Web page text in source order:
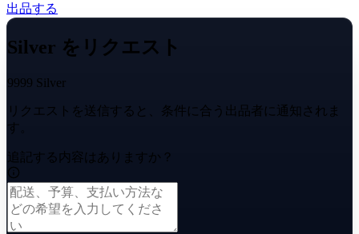
出品する
Silver をリクエスト
9999 Silver
リクエストを送信すると、条件に合う出品者に通知されま
す。
追記する内容はありますか？